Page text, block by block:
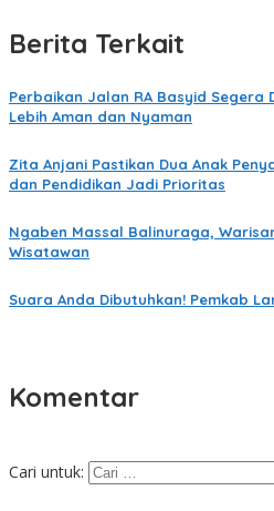
Berita Terkait
Perbaikan Jalan RA Basyid
Lebih Aman dan Nyaman
Zita Anjani Pastikan Dua Anak
dan Pendidikan Jadi Prioritas
Ngaben Massal Balinuraga,
Wisatawan
Suara Anda Dibutuhkan! Pemkab
Komentar
Cari untuk: